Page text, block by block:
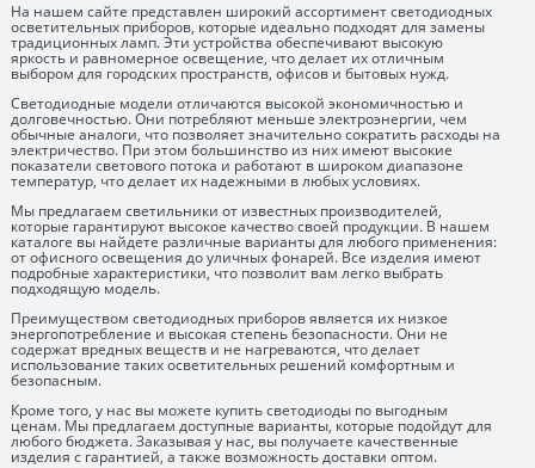
На нашем сайте представлен широкий ассортимент светодиодных
осветительных приборов, которые идеально подходят для замены
традиционных ламп. Эти устройства обеспечивают высокую
яркость и равномерное освещение, что делает их отличным
выбором для городских пространств, офисов и бытовых нужд.
Светодиодные модели отличаются высокой экономичностью и
долговечностью. Они потребляют меньше электроэнергии, чем
обычные аналоги, что позволяет значительно сократить расходы на
электричество. При этом большинство из них имеют высокие
показатели светового потока и работают в широком диапазоне
температур, что делает их надежными в любых условиях.
Мы предлагаем светильники от известных производителей,
которые гарантируют высокое качество своей продукции. В нашем
каталоге вы найдете различные варианты для любого применения:
от офисного освещения до уличных фонарей. Все изделия имеют
подробные характеристики, что позволит вам легко выбрать
подходящую модель.
Преимуществом светодиодных приборов является их низкое
энергопотребление и высокая степень безопасности. Они не
содержат вредных веществ и не нагреваются, что делает
использование таких осветительных решений комфортным и
безопасным.
Кроме того, у нас вы можете купить светодиоды по выгодным
ценам. Мы предлагаем доступные варианты, которые подойдут для
любого бюджета. Заказывая у нас, вы получаете качественные
изделия с гарантией, а также возможность доставки оптом.